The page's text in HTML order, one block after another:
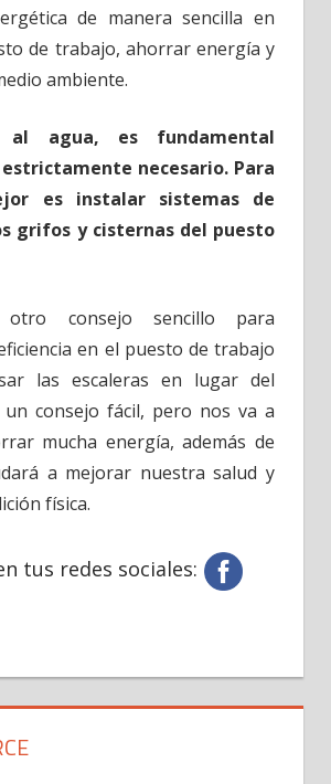
de manera sencilla en
de trabajo, ahorrar energía y
ambiente.
al agua, es fundamental
necesario. Para
es instalar sistemas de
grifos y cisternas del puesto
otro consejo sencillo para
en el puesto de trabajo
las escaleras en lugar del
un consejo fácil, pero nos va a
mucha energía, además de
a mejorar nuestra salud y
física.
tus redes sociales: